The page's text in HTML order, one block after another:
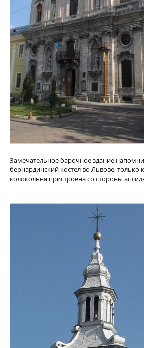
Замечательное барочное здание
бернардинский костел во Львове,
колокольня пристроена со стороны